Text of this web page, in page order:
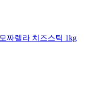
짜렐라 치즈스틱 1kg